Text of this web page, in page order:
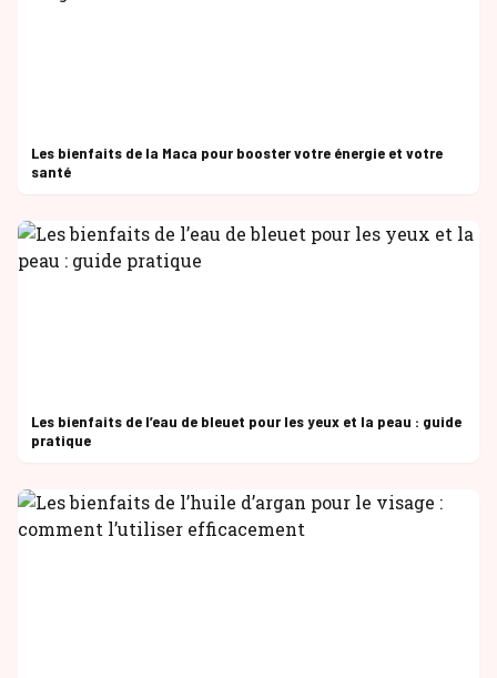
Les bienfaits de la Maca pour booster votre énergie et votre
santé
Les bienfaits de l’eau de bleuet pour les yeux et la peau : guide
pratique